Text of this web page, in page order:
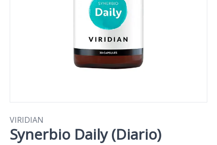
VIRIDIAN
Synerbio Daily (Diario)